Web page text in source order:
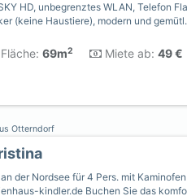
HD, unbegrenztes WLAN, Telefon
(keine Haustiere), modern und
Fläche: 69m2 Miete ab: 49 €
Otterndorf
der Nordsee für 4 Pers. mit
kindler.de Buchen Sie das